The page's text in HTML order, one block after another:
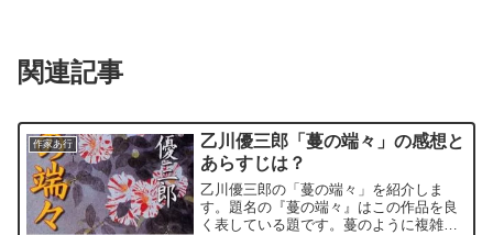
関連記事
作家あ行
乙川優三郎「蔓の端々」の感想と
あらすじは？
乙川優三郎の「蔓の端々」を紹介しま
す。題名の『蔓の端々』はこの作品を良
く表している題です。蔓のように複雑に